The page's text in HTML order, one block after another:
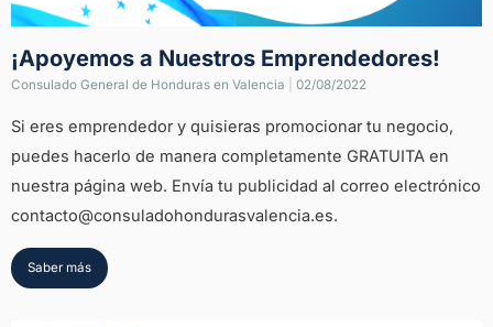
¡Apoyemos a Nuestros Emprendedores!
Consulado General de Honduras en Valencia 02/08/2022
Si eres emprendedor y quisieras promocionar tu negocio,
puedes hacerlo de manera completamente GRATUITA en
nuestra página web. Envía tu publicidad al correo electrónico
contacto@consuladohondurasvalencia.es.
Saber más